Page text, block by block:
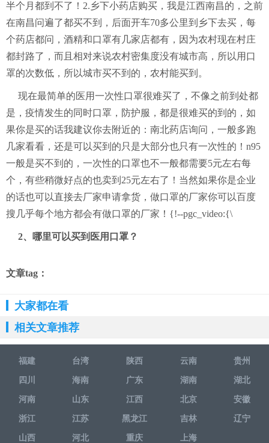
半个月都到不了！2.乡下小药店购买，我是江西南昌的，之前
在南昌问遍了都买不到，后面开车70多公里到乡下去买，每
个药店都问，酒精和口罩有几家店都有，因为农村现在村庄
都封路了，而且相对来说农村密集度没有城市高，所以用口
罩的次数低，所以城市买不到的，农村能买到。
现在最简单的医用一次性口罩很难买了，不像之前到处都
是，疫情发生的同时口罩，防护服，都是很难买的到的，如
果你是买的话我建议你去附近的：南北药店询问，一般多跑
几家看看，还是可以买到的只是大部分也只有一次性的！n95
一般是买不到的，一次性的口罩也不一般都需要5元左右每
个，有些稍微好点的也卖到25元左右了！当然如果你是企业
的话也可以直接去厂家申请拿货，做口罩的厂家你可以百度
搜几乎每个地方都会有做口罩的厂家！{!--pgc_video:{\
2、哪里可以买到医用口罩？
文章tag：
大家都在看
相关文章推荐
福建 台湾 陕西 云南
贵州
四川
海南 广东 湖南
湖北
河南
山东 江西 北京
安徽
浙江
江苏 黑龙江 吉林
辽宁
山西
河北 重庆 上海